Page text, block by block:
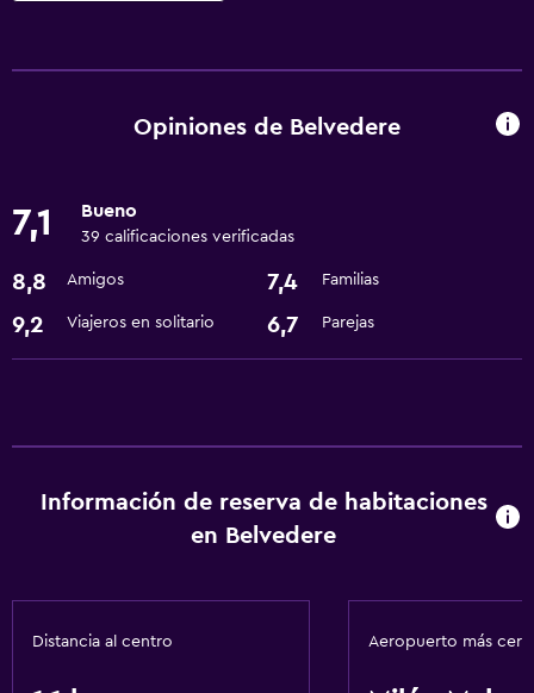
Lavandería
Servicio de habitaciones
Estacionamiento y transporte
Traslado aeropuerto
Salud y seguridad
Opiniones de Belvedere
7,1 Bueno
39 calificaciones verificadas
8,8 Amigos 7,4 Familias
9,2 Viajeros en solitario 6,7 Parejas
Información de reserva de habitaciones
en Belvedere
Distancia al centro Aeropuerto más